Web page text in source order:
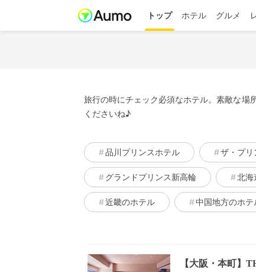
トップ ホテル グルメ
旅行の時にチェック必須なホテル。素敵な場
くださいね♪
品川プリンスホテル ザ・プリ
グランドプリンス新高輪 北海
近畿のホテル 中国地方のホテ
【大阪・本町】